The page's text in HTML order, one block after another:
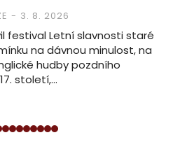
3. 8. 2026
festival Letní slavnosti staré
na dávnou minulost, na
hudby pozdního
století,…